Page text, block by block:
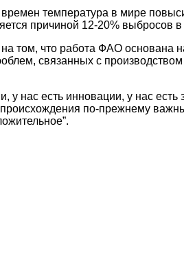
температура в мире
причиной 12-20% выбросов
на том, что работа ФАО
связанных с
у нас есть инновации, у нас
по-прежнему